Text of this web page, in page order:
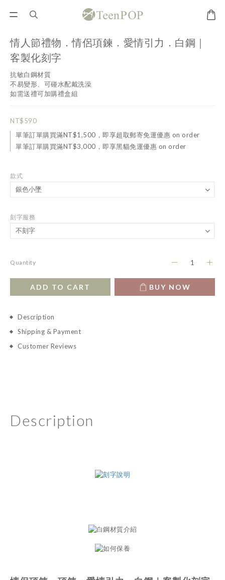
情人節禮物．情侶項鍊．愛情引力．白鋼｜
客製化刻字
抗敏白鋼材質
不易變形、可碰水配戴洗澡
如需送禮可加購禮盒組
NT$590
單筆訂單購買滿NT$1,500，即享超取郵寄免運優惠 on order
單筆訂單購買滿NT$3,000，即享黑貓免運優惠 on order
款式
刻字服務
Quantity
ADD TO CART BUY NOW
Description
Shipping & Payment
Customer Reviews
Description